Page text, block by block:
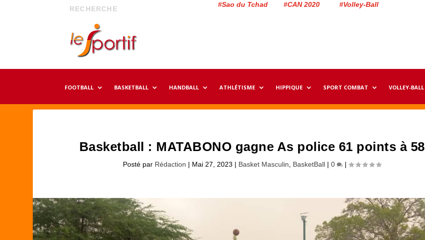
#Sao du Tchad #CAN 2020 #Volley-Ball
FOOTBALL BASKETBALL HANDBALL ATHLÉTISME HIPPIQUE SPORT COMBAT VOLLEY-BALL
Basketball : MATABONO gagne As police 61 points à 58
Posté par Rédaction | Mai 27, 2023 | Basket Masculin BasketBall |0 |